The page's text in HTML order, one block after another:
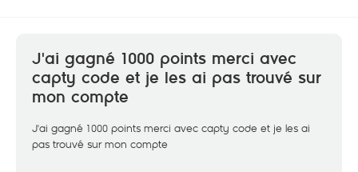
J'ai gagné 1000 points merci avec
capty code et je les ai pas trouvé sur
mon compte
J'ai gagné 1000 points merci avec capty code et je les ai
pas trouvé sur mon compte